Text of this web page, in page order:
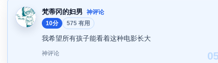
梵蒂冈的妇男
神评论
10分
575 有用
我希望所有孩子能看着这种电影长大
神评论